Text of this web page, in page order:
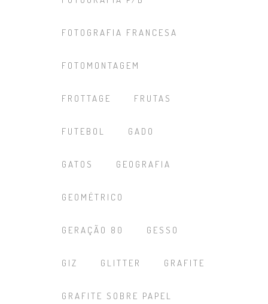
FOTOGRAFIA FRANCESA
FOTOMONTAGEM
FROTTAGE FRUTAS
FUTEBOL GADO
GATOS GEOGRAFIA
GEOMÉTRICO
GERAÇÃO 80 GESSO
GIZ GLITTER GRAFITE
GRAFITE SOBRE PAPEL